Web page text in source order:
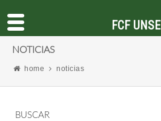
NOTICIAS
home noticias
BUSCAR
FCF UNSE